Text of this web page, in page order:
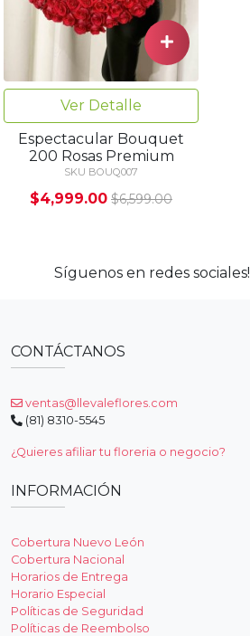
Ver Detalle
Espectacular Bouquet
200 Rosas Premium
SKU BOUQ007
$4,999.00 $6,599.00
Síguenos en redes sociales!
CONTÁCTANOS
ventas@llevaleflores.com
(81) 8310-5545
¿Quieres afiliar tu floreria o negocio?
INFORMACIÓN
Cobertura Nuevo León
Cobertura Nacional
Horarios de Entrega
Horario Especial
Políticas de Seguridad
Políticas de Reembolso